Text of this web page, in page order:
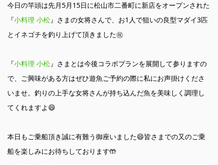
今日の竿頭は先月5月15日に松山市二番町に新店をオープンされた
『小料理 小松』さまの女将さんで、お1人で狙いの良型マダイ3匹
とイネゴチを釣り上げて頂きました㊗️
『小料理 小松』さまとは今後コラボプランを展開して参りますの
で、ご興味がある方はぜひ遊魚ご予約の際に私にお声掛けくださ
いませ。釣りの上手な女将さんが持ち込んだ魚を美味しく調理し
てくれますよ😄
本日もご乗船頂き誠に有難う御座いました😄皆さまでの又のご乗
船を楽しみにお待ちしております🤲